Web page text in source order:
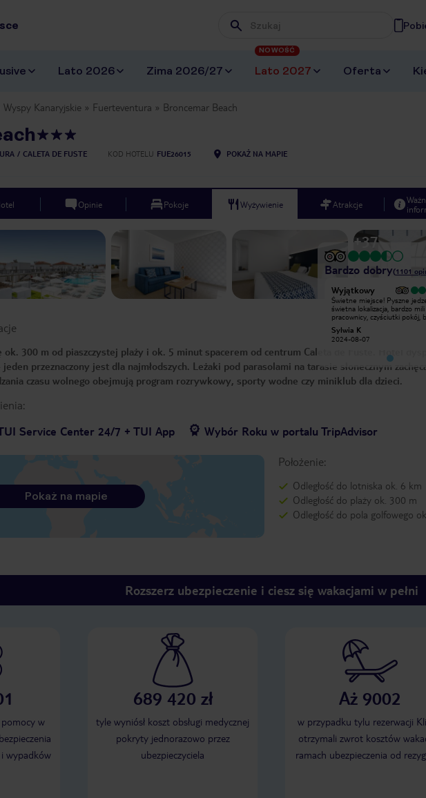
Wpisz frazę, której szukasz
Lato 2026 Zima 2026/27 Lato 2027
NOWOŚĆ
Oferta
Wyspy Kanaryjskie Fuerteventura Broncemar Beach
CALETA DE FUSTE KOD HOTELU FUE26015 POKAŻ NA MAPIE
Opinie Pokoje Wyżywienie Atrakcje
+37
Bardzo dobry(1101
Wyjątkowy
Świetne miejsce! Pyszne jedzenie,
otrzymaliśmy pokój o podwyższonym
standardzie! 🙃🙃 bardzo
dziękujemy zwłaszcza paniom na
recepcji! Polecam
Wyjątkowy
Świetne miejsce! Pyszne jedzenie,
świetna lokalizacja, bardzo mili
pracownicy, czyściutki pokój,
nas mile zaskoczyło! W dniu
zostaliśmy mile zaskoczeni i
standardzie! 🙃🙃 bardzo
dziękujemy zwłaszcza paniom na
recepcji! Polecam
Sylwia K
2024-08-07
300 m od piaszczystej plaży i ok. 5 minut spacerem od centrum Caleta de Fuste. Hotel
przeznaczony jest dla najmłodszych. Leżaki pod parasolami na tarasie słonecznym
czasu wolnego obejmują program rozrywkowy, sporty wodne czy miniklub dla dzieci.
Service Center 24/7 + TUI App Wybór Roku w portalu TripAdvisor
Położenie:
Odległość do lotniska ok. 6 km
Odległość do plaży ok. 300 m
Odległość do pola golfowego
Pokaż na mapie
Rozszerz ubezpieczenie i ciesz się wakacjami w pełni
pomocy w
i wypadków
689 420 zł
tyle wyniósł koszt obsługi medycznej
pokryty jednorazowo przez
ubezpieczyciela
Aż 9002
w przypadku tylu rezerwacji
otrzymali zwrot kosztów
ramach ubezpieczenia od